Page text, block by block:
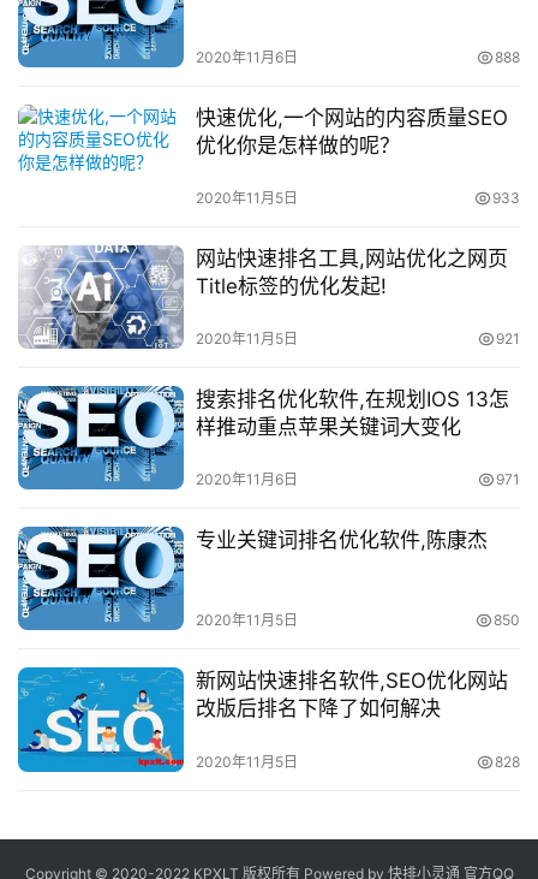
2020年11月6日 888
快速优化,一个网站的内容质量SEO
优化你是怎样做的呢？
2020年11月5日 933
网站快速排名工具,网站优化之网页
Title标签的优化发起!
2020年11月5日 921
搜索排名优化软件,在规划IOS 13怎
样推动重点苹果关键词大变化
2020年11月6日 971
专业关键词排名优化软件,陈康杰
2020年11月5日 850
新网站快速排名软件,SEO优化网站
改版后排名下降了如何解决
2020年11月5日 828
Copyright © 2020-2022 KPXLT 版权所有 Powered by 快排小灵通 官方QQ